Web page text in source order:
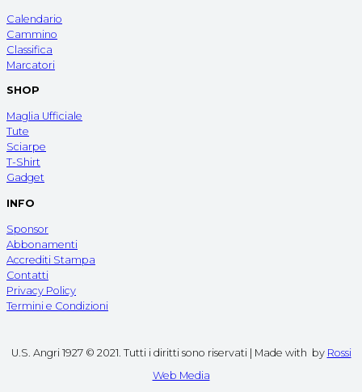
Calendario
Cammino
Classifica
Marcatori
SHOP
Maglia Ufficiale
Tute
Sciarpe
T-Shirt
Gadget
INFO
Sponsor
Abbonamenti
Accrediti Stampa
Contatti
Privacy Policy
Termini e Condizioni
U.S. Angri 1927 © 2021. Tutti i diritti sono riservati | Made with by Rossi
Web Media